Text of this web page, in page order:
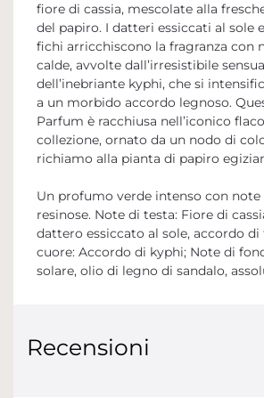
fiore di cassia, mescolate alla
del papiro. I datteri essiccati al sole
fichi arricchiscono la fragranza con
calde, avvolte dall’irresistibile
dell’inebriante kyphi, che si
a un morbido accordo legnoso.
Parfum è racchiusa nell’iconico
collezione, ornato da un nodo di
richiamo alla pianta di papiro
Un profumo verde intenso con note
resinose. Note di testa: Fiore di
dattero essiccato al sole, accordo di
cuore: Accordo di kyphi; Note di
solare, olio di legno di sandalo,
Recensioni